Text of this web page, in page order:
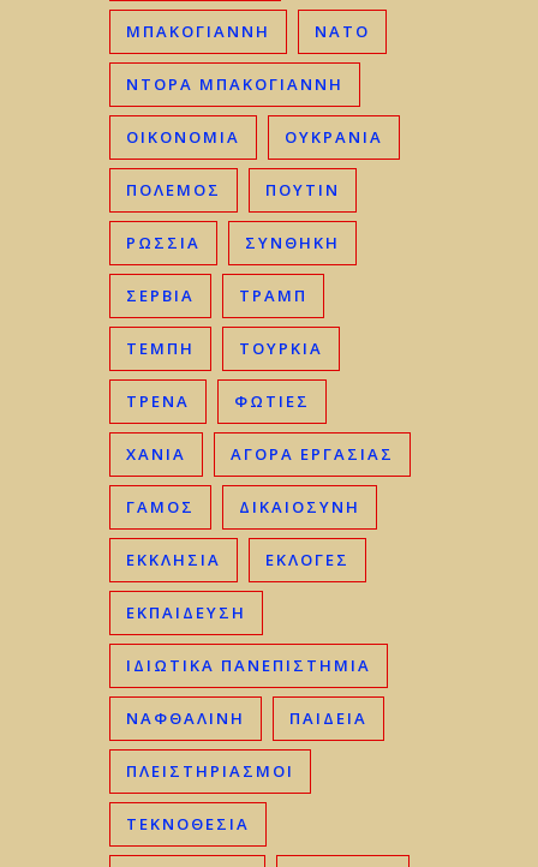
ΜΠΑΚΟΓΙΆΝΝΗ ΝΑΤΟ
ΝΤΟΡΑ ΜΠΑΚΟΓΙΑΝΝΗ
ΟΙΚΟΝΟΜΊΑ ΟΥΚΡΑΝΊΑ
ΠΟΛΕΜΟΣ ΠΟΥΤΙΝ
ΡΩΣΣΊΑ ΣΥΝΘΗΚΗ
ΣΕΡΒΊΑ ΤΡΑΜΠ
ΤΈΜΠΗ ΤΟΥΡΚΊΑ
ΤΡΈΝΑ ΦΩΤΙΈΣ
ΧΑΝΙΆ ΑΓΟΡΆ ΕΡΓΑΣΊΑΣ
ΓΑΜΟΣ ΔΙΚΑΙΟΣΎΝΗ
ΕΚΚΛΗΣΊΑ ΕΚΛΟΓΈΣ
ΕΚΠΑΊΔΕΥΣΗ
ΙΔΙΩΤΙΚΆ ΠΑΝΕΠΙΣΤΉΜΙΑ
ΝΑΦΘΑΛΊΝΗ ΠΑΙΔΕΊΑ
ΠΛΕΙΣΤΗΡΙΑΣΜΟΊ
ΤΕΚΝΟΘΕΣΊΑ